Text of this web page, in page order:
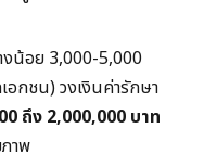
งน้อย 3,000-5,000
อกชน) วงเงินค่ารักษา
ถึง 2,000,000 บาท
าพ